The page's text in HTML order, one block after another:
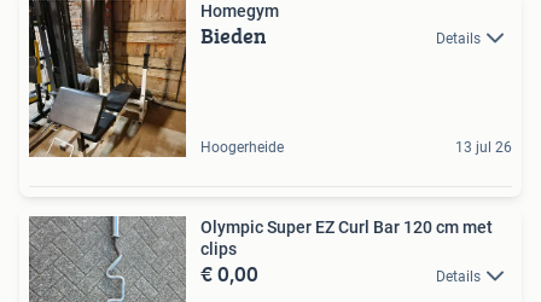
Homegym
Bieden Details
Hoogerheide 13 jul 26
Olympic Super EZ Curl Bar 120 cm met
clips
€ 0,00 Details